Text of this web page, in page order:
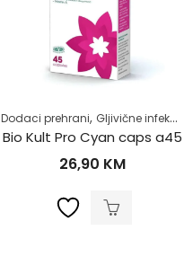
,Trudnoća,Zdrav život
Dodaci prehrani, Gljivične infekcije
Bio Kult Pro Cyan caps a45
26,90 KM